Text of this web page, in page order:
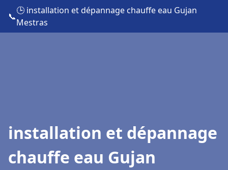
📞
🕒 installation et dépannage chauffe eau Gujan
Mestras
installation et dépannage
chauffe eau Gujan